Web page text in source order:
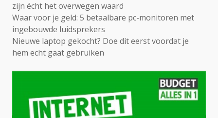
zijn écht het overwegen waard
Waar voor je geld: 5 betaalbare pc-monitoren met
ingebouwde luidsprekers
Nieuwe laptop gekocht? Doe dit eerst voordat je
hem echt gaat gebruiken